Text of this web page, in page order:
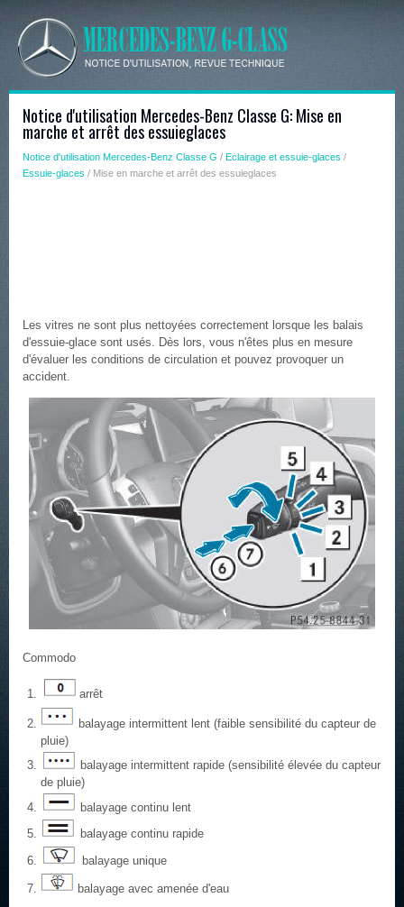
Notice d'utilisation Mercedes-Benz Classe G: Mise en
marche et arrêt des essuieglaces
Notice d'utilisation Mercedes-Benz Classe G / Eclairage et essuie-glaces /
Essuie-glaces / Mise en marche et arrêt des essuieglaces
Les vitres ne sont plus nettoyées correctement lorsque les balais
d'essuie-glace sont usés. Dès lors, vous n'êtes plus en mesure
d'évaluer les conditions de circulation et pouvez provoquer un
accident.
Commodo
arrêt
balayage intermittent lent (faible sensibilité du capteur de
pluie)
balayage intermittent rapide (sensibilité élevée du capteur
de pluie)
balayage continu lent
balayage continu rapide
balayage unique
balayage avec amenée d'eau